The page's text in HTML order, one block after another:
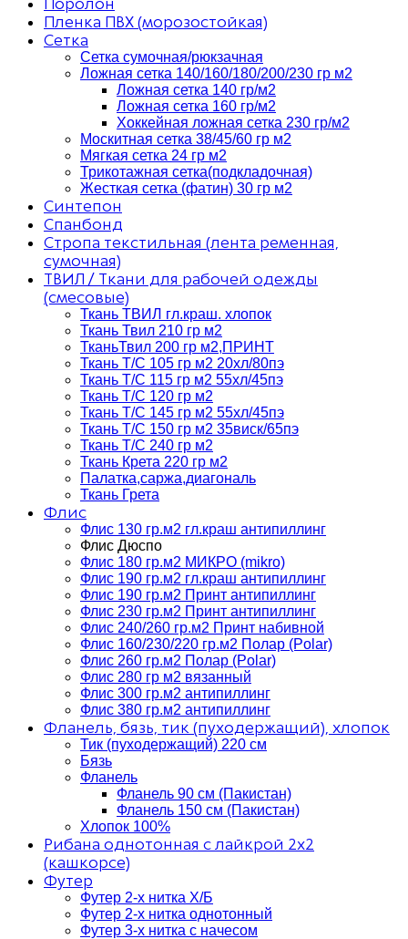
Пленка ПВХ (морозостойкая)
Сетка
Сетка сумочная/рюкзачная
Ложная сетка 140/160/180/200/230 гр м2
Ложная сетка 140 гр/м2
Ложная сетка 160 гр/м2
Хоккейная ложная сетка 230 гр/м2
Москитная сетка 38/45/60 гр м2
Мягкая сетка 24 гр м2
Трикотажная сетка(подкладочная)
Жесткая сетка (фатин) 30 гр м2
Синтепон
Спанбонд
Стропа текстильная (лента ременная,
сумочная)
ТВИЛ / Ткани для рабочей одежды
(смесовые)
Ткань ТВИЛ гл.краш. хлопок
Ткань Твил 210 гр м2
ТканьТвил 200 гр м2,ПРИНТ
Ткань Т/C 105 гр м2 20хл/80пэ
Ткань Т/C 115 гр м2 55хл/45пэ
Ткань Т/C 120 гр м2
Ткань Т/C 145 гр м2 55хл/45пэ
Ткань Т/C 150 гр м2 35виск/65пэ
Ткань Т/C 240 гр м2
Ткань Крета 220 гр м2
Палатка,саржа,диагональ
Ткань Грета
Флис
Флис 130 гр.м2 гл.краш антипиллинг
Флис Дюспо
Флис 180 гр.м2 МИКРО (mikro)
Флис 190 гр.м2 гл.краш антипиллинг
Флис 190 гр.м2 Принт антипиллинг
Флис 230 гр.м2 Принт антипиллинг
Флис 240/260 гр.м2 Принт набивной
Флис 160/230/220 гр.м2 Полар (Polar)
Флис 260 гр.м2 Полар (Polar)
Флис 280 гр м2 вязанный
Флис 300 гр.м2 антипиллинг
Флис 380 гр.м2 антипиллинг
Фланель, бязь, тик (пуходержащий), хлопок
Тик (пуходержащий) 220 см
Бязь
Фланель
Фланель 90 см (Пакистан)
Фланель 150 см (Пакистан)
Хлопок 100%
Рибана однотонная с лайкрой 2х2
(кашкорсе)
Футер
Футер 2-х нитка Х/Б
Футер 2-х нитка однотонный
Футер 3-х нитка с начесом